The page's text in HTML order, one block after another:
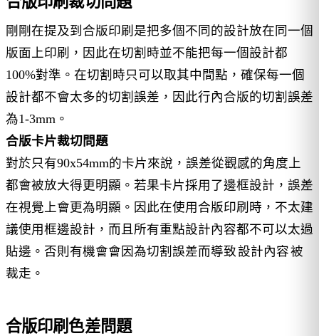
剛剛在提及到合版印刷是把多個不同的設計放在同一個
版面上印刷，因此在切割時並不能把每一個設計都
100%對準。在切割時只可以取其中間點，確保每一個
設計都不會太多的切割誤差，因此行內合版的切割誤差
為1-3mm。
合版卡片裁切問題
對於只有90x54mm的卡片來說，誤差從觀感的角度上
都會被放大得更明顯。若果卡片採用了邊框設計，誤差
在視覺上會更為明顯。因此在使用合版印刷時，不太建
議使用框邊設計，而且所有重點設計內容都不可以太過
貼邊。否則有機會會因為切割誤差而導致設計內容被
裁走。
合版印刷色差問題